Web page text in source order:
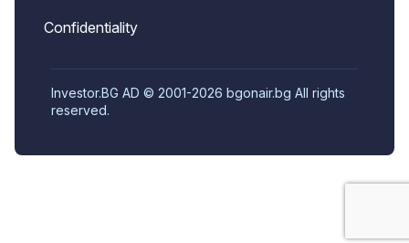
Confidentiality
Investor.BG AD © 2001-2026 bgonair.bg All rights
reserved.